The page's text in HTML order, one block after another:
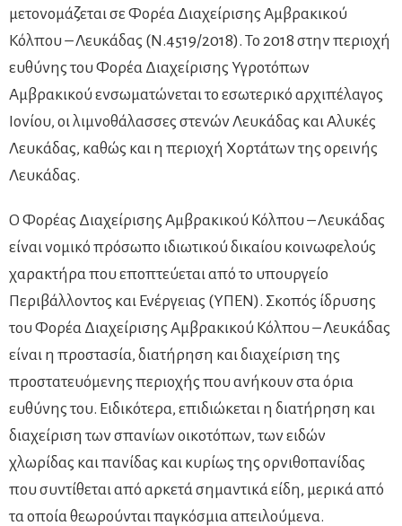
μετονομάζεται σε Φορέα Διαχείρισης Αμβρακικού
Κόλπου – Λευκάδας (Ν.4519/2018). Το 2018 στην περιοχή
ευθύνης του Φορέα Διαχείρισης Υγροτόπων
Αμβρακικού ενσωματώνεται το εσωτερικό αρχιπέλαγος
Ιονίου, οι λιμνοθάλασσες στενών Λευκάδας και Αλυκές
Λευκάδας, καθώς και η περιοχή Χορτάτων της ορεινής
Λευκάδας.
Ο Φορέας Διαχείρισης Αμβρακικού Κόλπου – Λευκάδας
είναι νομικό πρόσωπο ιδιωτικού δικαίου κοινωφελούς
χαρακτήρα που εποπτεύεται από το υπουργείο
Περιβάλλοντος και Ενέργειας (ΥΠΕΝ). Σκοπός ίδρυσης
του Φορέα Διαχείρισης Αμβρακικού Κόλπου – Λευκάδας
είναι η προστασία, διατήρηση και διαχείριση της
προστατευόμενης περιοχής που ανήκουν στα όρια
ευθύνης του. Ειδικότερα, επιδιώκεται η διατήρηση και
διαχείριση των σπανίων οικοτόπων, των ειδών
χλωρίδας και πανίδας και κυρίως της ορνιθοπανίδας
που συντίθεται από αρκετά σημαντικά είδη, μερικά από
τα οποία θεωρούνται παγκόσμια απειλούμενα.